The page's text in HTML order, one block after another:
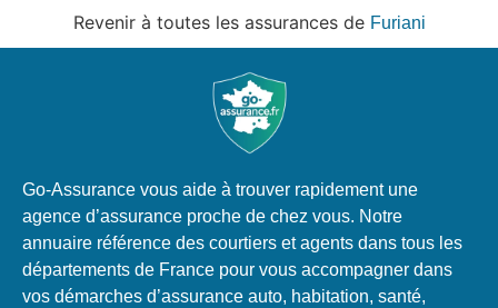
Revenir à toutes les assurances de Furiani
Go-Assurance vous aide à trouver rapidement une
agence d’assurance proche de chez vous. Notre
annuaire référence des courtiers et agents dans tous les
départements de France pour vous accompagner dans
vos démarches d’assurance auto, habitation, santé,